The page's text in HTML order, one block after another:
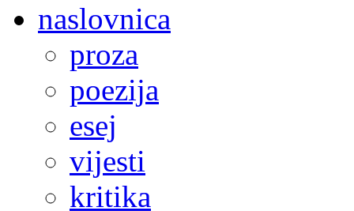
naslovnica
proza
poezija
esej
vijesti
kritika